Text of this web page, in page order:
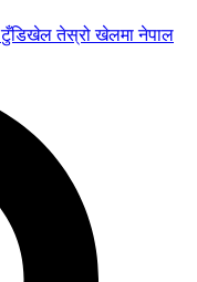
टुँडिखेल तेस्रो खेलमा नेपाल